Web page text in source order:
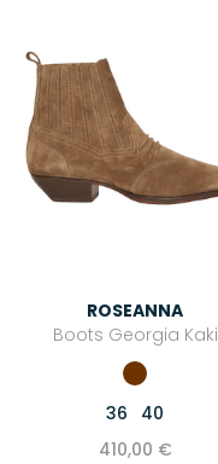
ROSEANNA
Boots Georgia Kaki
36
40
410,00 €